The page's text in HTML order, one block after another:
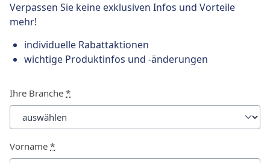
Verpassen Sie keine exklusiven Infos und Vorteile
mehr!
individuelle Rabattaktionen
wichtige Produktinfos und -änderungen
Ihre Branche *
Vorname *